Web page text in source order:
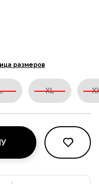
размеров
XL